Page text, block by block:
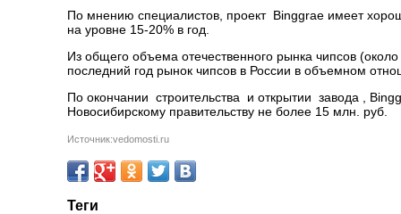
По мнению специалистов, проект Binggrae имеет
на уровне 15-20% в год.
Из общего объема отечественного рынка чипсов
последний год рынок чипсов в России в объемном
По окончании строительства и открытии завода ,
Новосибирскому правительству не более 15 млн. руб.
Источник:vedomosti.ru
Теги